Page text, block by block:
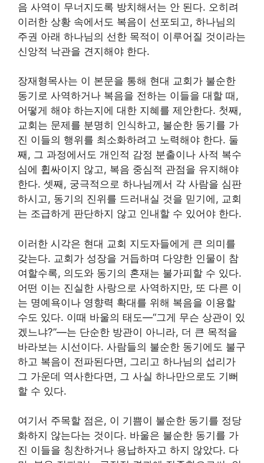
음 사역이 무너지도록 방치해서는 안 된다. 오히려
이러한 상황 속에서도 복음이 선포되고, 하나님의
주권 아래 하나님의 선한 목적이 이루어질 것이라는
신앙적 낙관을 견지해야 한다.
장재형목사는 이 본문을 통해 현대 교회가 불순한
동기로 사역하거나 복음을 전하는 이들을 대할 때,
어떻게 해야 하는지에 대한 지혜를 제안한다. 첫째,
교회는 문제를 분명히 인식하고, 불순한 동기를 가
진 이들의 행위를 최소화하려고 노력해야 한다. 둘
째, 그 과정에서도 개인적 감정 분출이나 사적 복수
심에 휩싸이지 않고, 복음 중심적 관점을 유지해야
한다. 셋째, 궁극적으로 하나님께서 각 사람을 심판
하시고, 동기의 진위를 드러내실 것을 믿기에, 교회
는 조급하게 판단하지 않고 인내할 수 있어야 한다.
이러한 시각은 현대 교회 지도자들에게 큰 의미를
갖는다. 교회가 성장을 거듭하며 다양한 인물이 참
여할수록, 의도와 동기의 혼재는 불가피할 수 있다.
어떤 이는 진실한 사랑으로 사역하지만, 또 다른 이
는 명예욕이나 영향력 확대를 위해 복음을 이용할
수도 있다. 이때 바울의 태도—“그게 무슨 상관이 있
겠느냐?”—는 단순한 방관이 아니라, 더 큰 목적을
바라보는 시선이다. 사람들의 불순한 동기에도 불구
하고 복음이 전파된다면, 그리고 하나님의 섭리가
그 가운데 역사한다면, 그 사실 하나만으로도 기뻐
할 수 있다.
여기서 주목할 점은, 이 기쁨이 불순한 동기를 정당
화하지 않는다는 것이다. 바울은 불순한 동기를 가
진 이들을 칭찬하거나 용납하자고 하지 않았다. 다